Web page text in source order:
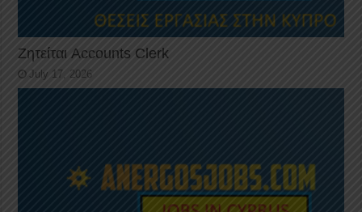
Ζητείται Accounts Clerk
July 17, 2026